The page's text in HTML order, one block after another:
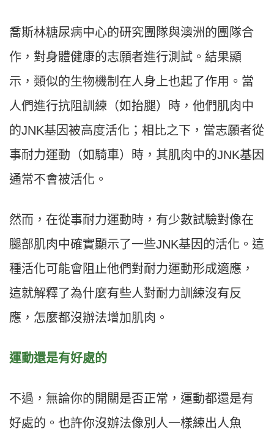
喬斯林糖尿病中心的研究團隊與澳洲的團隊合
作，對身體健康的志願者進行測試。結果顯
示，類似的生物機制在人身上也起了作用。當
人們進行抗阻訓練（如抬腿）時，他們肌肉中
的JNK基因被高度活化；相比之下，當志願者從
事耐力運動（如騎車）時，其肌肉中的JNK基因
通常不會被活化。
然而，在從事耐力運動時，有少數試驗對像在
腿部肌肉中確實顯示了一些JNK基因的活化。這
種活化可能會阻止他們對耐力運動形成適應，
這就解釋了為什麼有些人對耐力訓練沒有反
應，怎麼都沒辦法增加肌肉。
運動還是有好處的
不過，無論你的開關是否正常，運動都還是有
好處的。也許你沒辦法像別人一樣練出人魚